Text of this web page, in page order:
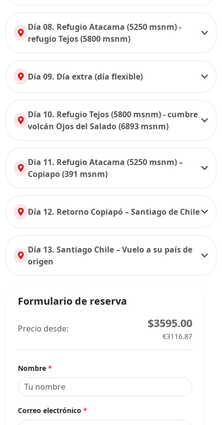
Día 08. Refugio Atacama (5250 msnm) -
refugio Tejos (5800 msnm)
Día 09. Día extra (día flexible)
Día 10. Refugio Tejos (5800 msnm) - cumbre
volcán Ojos del Salado (6893 msnm)
Dia 11. Refugio Atacama (5250 msnm) –
Copiapo (391 msnm)
Día 12. Retorno Copiapó – Santiago de Chile
Día 13. Santiago Chile – Vuelo a su país de
origen
Formulario de reserva
Precio desde: $3595.00
€3116.87
Nombre *
Correo electrónico *